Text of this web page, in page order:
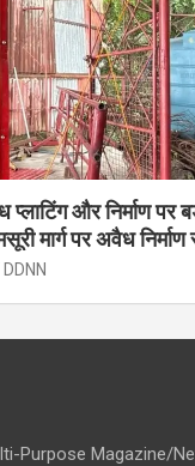
प्लाटिंग और निर्माण पर
मार्ग पर अवैध निर्माण
DDNN
Purpose Magazine/